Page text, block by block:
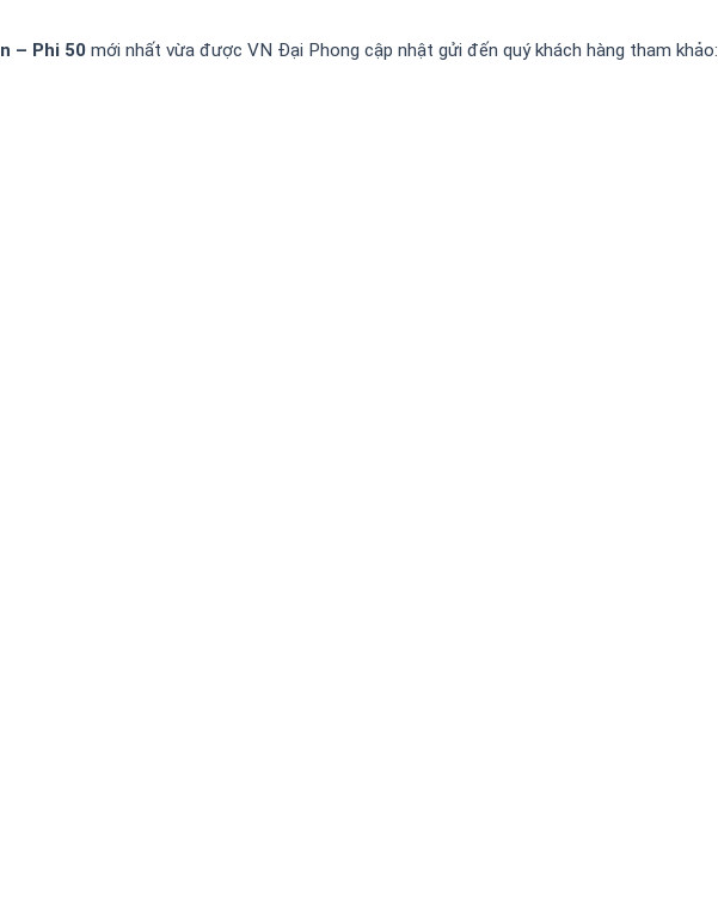
– Phi 50mới nhất vừa được VN Đại Phong cập nhật gửi đến quý khách hàng tham khảo: